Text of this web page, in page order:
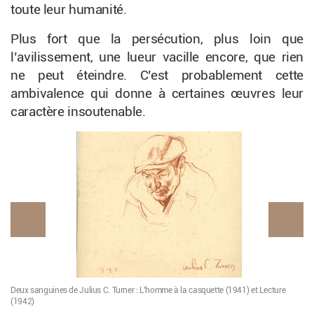
toute leur humanité.
Plus fort que la persécution, plus loin que
l’avilissement, une lueur vacille encore, que rien
ne peut éteindre. C’est probablement cette
ambivalence qui donne à certaines œuvres leur
caractère insoutenable.
Deux sanguines de Julius C. Turner : L’homme à la casquette (1941) et Lecture
(1942)